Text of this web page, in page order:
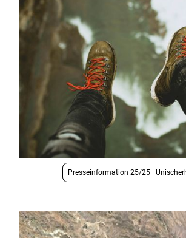
Presseinformation 25/25 |